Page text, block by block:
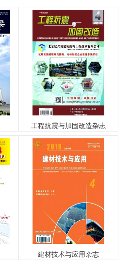
工程抗震与加固改造杂志
建材技术与应用杂志